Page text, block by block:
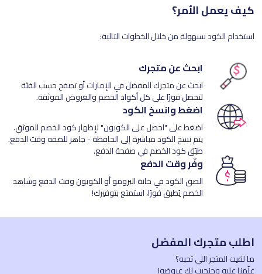
كيف يعمل الأمر؟
استخدام الكود بسهولة من خلال الخطوات التالية:
ابحث عن متجرك
ابحث عن متجرك المفضل في الإمارات أو تصفح حسب الفئة
لتحصل فورًا على كل أكواد الخصم والعروض الموثقة.
اضغط وانسخ الكود
اضغط على "احصل على الكوبون" لإظهار كود الخصم الموثق.
يتم نسخ الكود مباشرة إلى الحافظة - جاهز للصقه وقت الدفع.
طبّق كود الخصم في صفحة الدفع.
وفّر وقت الدفع
الصق الكود في خانة البرومو أو الكوبون وقت الدفع وشاهد
الخصم يُطبق فورًا، استمتع بتوفيرك!
اطلب متجرك المفضل
ما لقيت المتجر اللي تحبه؟
علّمنا عليه وحنجيب لك عروضه!